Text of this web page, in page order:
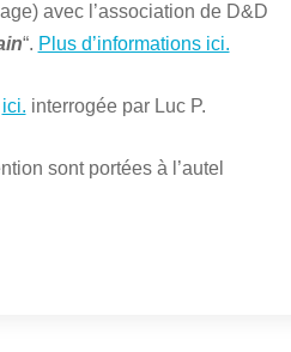
avec l’association de D&D
“. Plus d’informations ici.
ici. interrogée par Luc P.
sont portées à l’autel